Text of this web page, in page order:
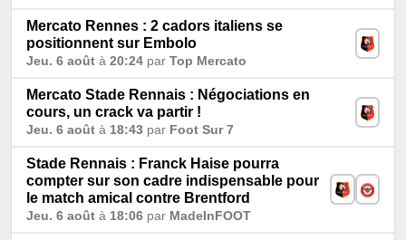
Mercato Rennes : 2 cadors italiens se
positionnent sur Embolo
Jeu. 6 août à 20:24 par Top Mercato
Mercato Stade Rennais : Négociations en
cours, un crack va partir !
Jeu. 6 août à 18:43 par Foot Sur 7
Stade Rennais : Franck Haise pourra
compter sur son cadre indispensable pour
le match amical contre Brentford
Jeu. 6 août à 18:06 par MadeInFOOT